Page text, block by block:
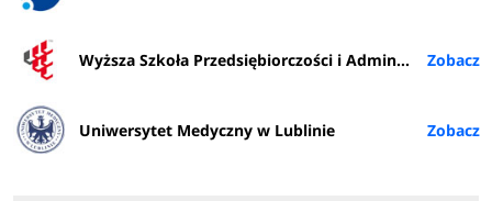
Wyższa Szkoła Przedsiębiorczości i Administracji w Lublinie
Uniwersytet Medyczny w Lublinie